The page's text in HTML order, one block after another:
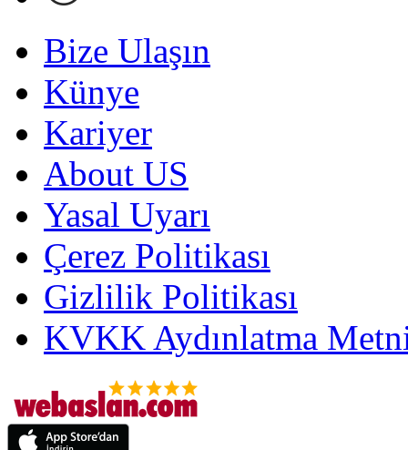
Bize Ulaşın
Künye
Kariyer
About US
Yasal Uyarı
Çerez Politikası
Gizlilik Politikası
KVKK Aydınlatma